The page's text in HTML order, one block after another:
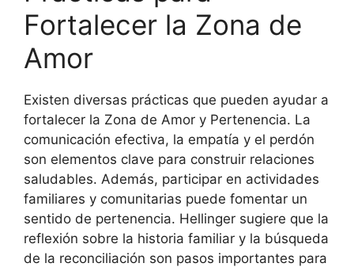
Fortalecer la Zona de
Amor
Existen diversas prácticas que pueden ayudar a
fortalecer la Zona de Amor y Pertenencia. La
comunicación efectiva, la empatía y el perdón
son elementos clave para construir relaciones
saludables. Además, participar en actividades
familiares y comunitarias puede fomentar un
sentido de pertenencia. Hellinger sugiere que la
reflexión sobre la historia familiar y la búsqueda
de la reconciliación son pasos importantes para